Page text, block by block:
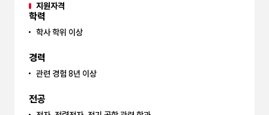
지원자격
학력
학사 학위 이상
경력
관련 경험 8년 이상
전공